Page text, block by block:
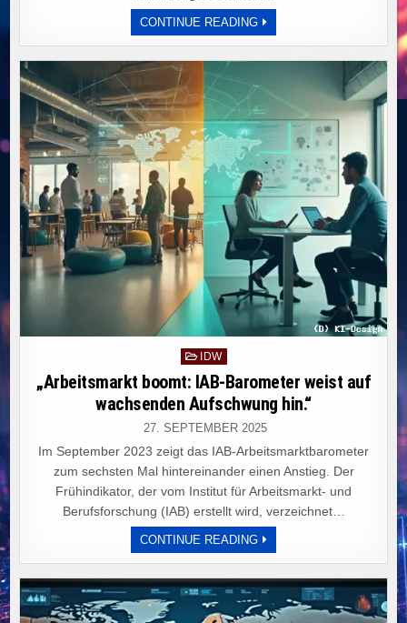
CONTINUE READING„WASSERSTRASSEN V
ERBINDEN S
TÄDTE U
NALYSE D
ER L
ÄNDLICH-U
RBANEN V
ERNETZUNG“
Posted
in
IDW
„Arbeitsmarkt boomt: IAB-Barometer weist auf
wachsenden Aufschwung hin.“
27. SEPTEMBER 2025
Im September 2023 zeigt das IAB-Arbeitsmarktbarometer
zum sechsten Mal hintereinander einen Anstieg. Der
Frühindikator, der vom Institut für Arbeitsmarkt- und
Berufsforschung (IAB) erstellt wird, verzeichnet…
CONTINUE READING„ARBEITSMARKT
BOOMT:
IAB-
WEIST
AUF
WACHSENDEN